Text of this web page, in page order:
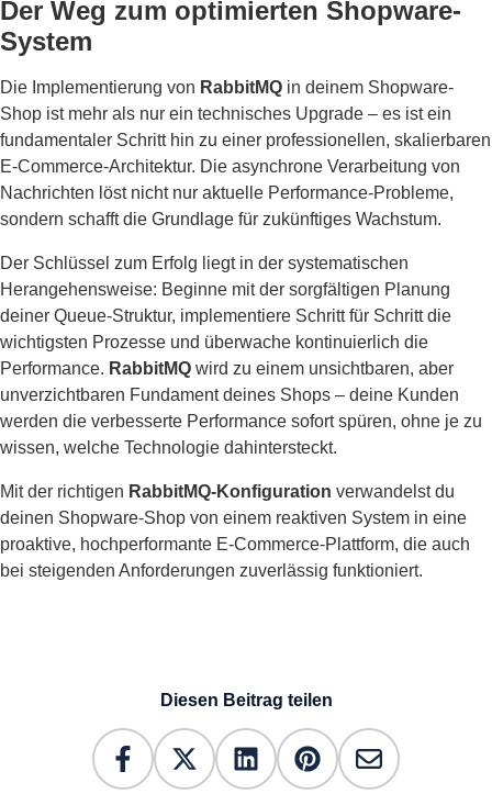
Der Weg zum optimierten Shopware-
System
Die Implementierung von RabbitMQ in deinem Shopware-
Shop ist mehr als nur ein technisches Upgrade – es ist ein
fundamentaler Schritt hin zu einer professionellen, skalierbaren
E-Commerce-Architektur. Die asynchrone Verarbeitung von
Nachrichten löst nicht nur aktuelle Performance-Probleme,
sondern schafft die Grundlage für zukünftiges Wachstum.
Der Schlüssel zum Erfolg liegt in der systematischen
Herangehensweise: Beginne mit der sorgfältigen Planung
deiner Queue-Struktur, implementiere Schritt für Schritt die
wichtigsten Prozesse und überwache kontinuierlich die
Performance. RabbitMQ wird zu einem unsichtbaren, aber
unverzichtbaren Fundament deines Shops – deine Kunden
werden die verbesserte Performance sofort spüren, ohne je zu
wissen, welche Technologie dahintersteckt.
Mit der richtigen RabbitMQ-Konfiguration verwandelst du
deinen Shopware-Shop von einem reaktiven System in eine
proaktive, hochperformante E-Commerce-Plattform, die auch
bei steigenden Anforderungen zuverlässig funktioniert.
Diesen Beitrag teilen